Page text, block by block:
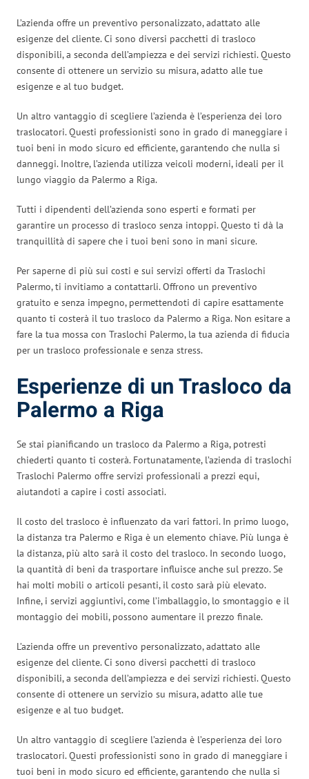
L’azienda offre un preventivo personalizzato, adattato alle
esigenze del cliente. Ci sono diversi pacchetti di trasloco
disponibili, a seconda dell’ampiezza e dei servizi richiesti. Questo
consente di ottenere un servizio su misura, adatto alle tue
esigenze e al tuo budget.
Un altro vantaggio di scegliere l’azienda è l’esperienza dei loro
traslocatori. Questi professionisti sono in grado di maneggiare i
tuoi beni in modo sicuro ed efficiente, garantendo che nulla si
danneggi. Inoltre, l’azienda utilizza veicoli moderni, ideali per il
lungo viaggio da Palermo a Riga.
Tutti i dipendenti dell’azienda sono esperti e formati per
garantire un processo di trasloco senza intoppi. Questo ti dà la
tranquillità di sapere che i tuoi beni sono in mani sicure.
Per saperne di più sui costi e sui servizi offerti da Traslochi
Palermo, ti invitiamo a contattarli. Offrono un preventivo
gratuito e senza impegno, permettendoti di capire esattamente
quanto ti costerà il tuo trasloco da Palermo a Riga. Non esitare a
fare la tua mossa con Traslochi Palermo, la tua azienda di fiducia
per un trasloco professionale e senza stress.
Esperienze di un Trasloco da
Palermo a Riga
Se stai pianificando un trasloco da Palermo a Riga, potresti
chiederti quanto ti costerà. Fortunatamente, l’azienda di traslochi
Traslochi Palermo offre servizi professionali a prezzi equi,
aiutandoti a capire i costi associati.
Il costo del trasloco è influenzato da vari fattori. In primo luogo,
la distanza tra Palermo e Riga è un elemento chiave. Più lunga è
la distanza, più alto sarà il costo del trasloco. In secondo luogo,
la quantità di beni da trasportare influisce anche sul prezzo. Se
hai molti mobili o articoli pesanti, il costo sarà più elevato.
Infine, i servizi aggiuntivi, come l’imballaggio, lo smontaggio e il
montaggio dei mobili, possono aumentare il prezzo finale.
L’azienda offre un preventivo personalizzato, adattato alle
esigenze del cliente. Ci sono diversi pacchetti di trasloco
disponibili, a seconda dell’ampiezza e dei servizi richiesti. Questo
consente di ottenere un servizio su misura, adatto alle tue
esigenze e al tuo budget.
Un altro vantaggio di scegliere l’azienda è l’esperienza dei loro
traslocatori. Questi professionisti sono in grado di maneggiare i
tuoi beni in modo sicuro ed efficiente, garantendo che nulla si